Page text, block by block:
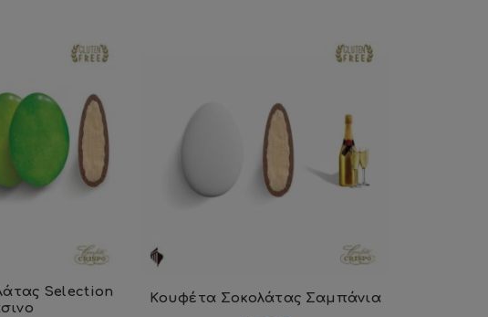
Selection
Κουφέτα Σοκολάτας Σαμπάνια